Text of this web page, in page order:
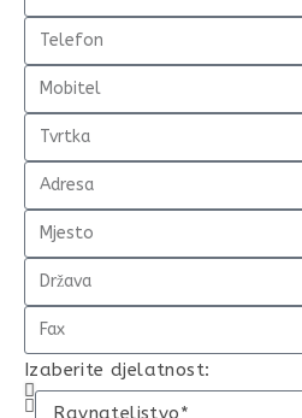
Izaberite djelatnost: